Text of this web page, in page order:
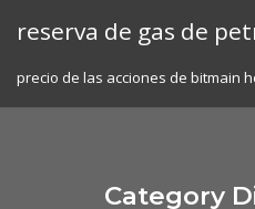
reserva de gas de
precio de las acciones de bitmain
Category